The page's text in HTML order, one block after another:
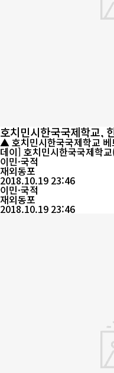
호치민시한국국제학교,
성
▲ 호치민시한국국제학교 베트남어 말하기 대회 현장 사진 [동포투
데이] 호치민시한국국제학
(수) 이틀간 초등 1~6학년을
하였다. 본 대회는 본교에서
실화의 일환으로, 올해로 3회차를 맞이하
한국와 베트남 양국의 문화
을 기르는 한편,...
이민·국적
재외동포
2018.10.19 23:46
이민·국적
재외동포
2018.10.19 23:46